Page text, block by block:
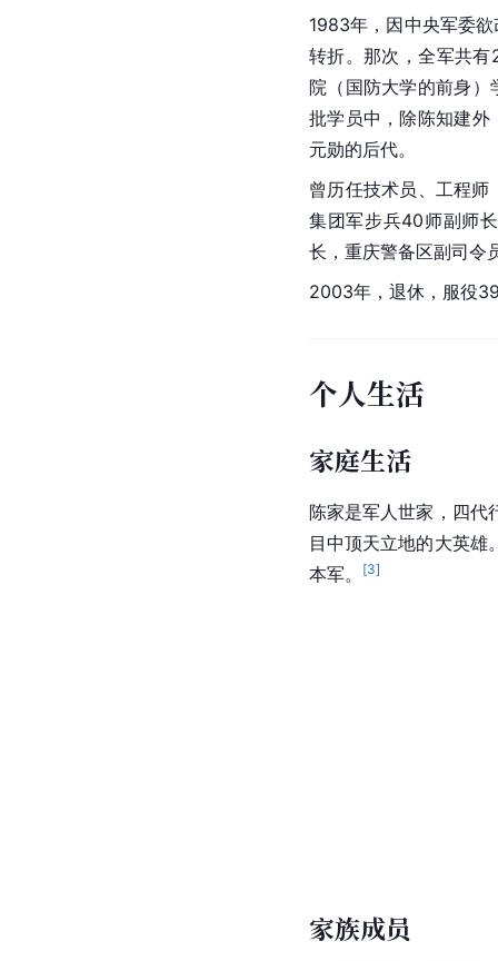
1983年，因中央军委
转折。那次，全军共
院（国防大学的前身
批学员中，除陈知建外
元勋的后代。
曾历任技术员、工程师
集团军步兵40师副师
长，重庆警备区副司令
2003年，退休，服役
个人生活
家庭生活
陈家是军人世家，四代
目中顶天立地的大英雄
本军。
[3]
家族成员